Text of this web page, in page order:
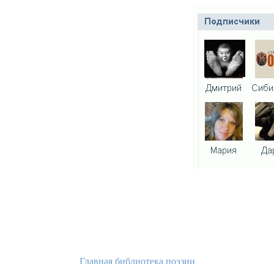
Главная библиотека поэзии